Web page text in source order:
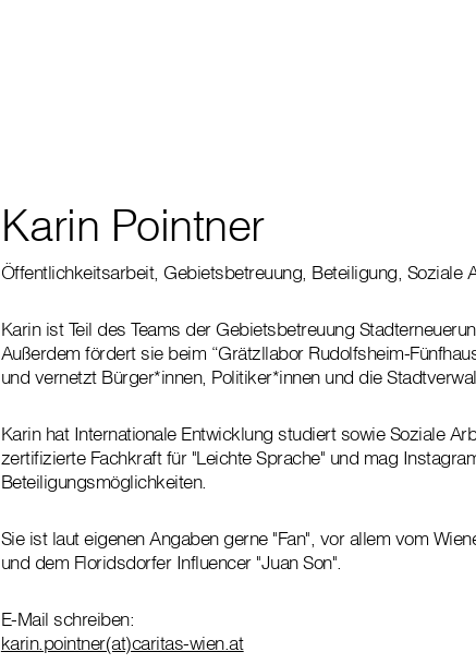
Karin Pointner
Öffentlichkeitsarbeit, Gebietsbetreuung, Beteiligung, Soziale
Karin ist Teil des Teams der Gebietsbetreuung
Außerdem fördert sie beim “Grätzllabor Rudolfsheim-
und vernetzt Bürger*innen, Politiker*innen und die
Karin hat Internationale Entwicklung studiert sowie Soziale
zertifizierte Fachkraft für "Leichte Sprache" und mag
Beteiligungsmöglichkeiten.
Sie ist laut eigenen Angaben gerne "Fan", vor allem vom
und dem Floridsdorfer Influencer "Juan Son".
E-Mail schreiben:
karin.pointner(at)caritas-wien.at